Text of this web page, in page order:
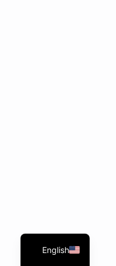
English